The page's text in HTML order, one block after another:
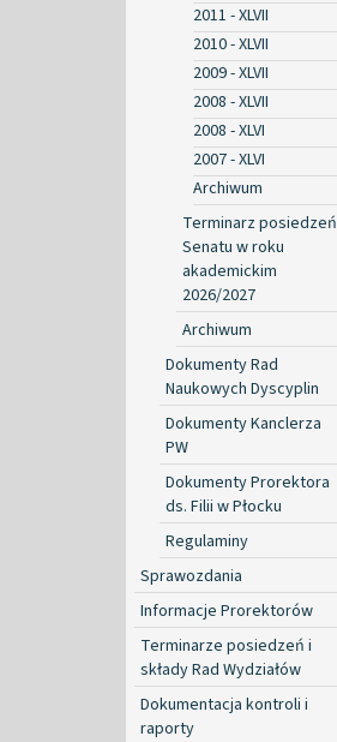
2011 - XLVII
2010 - XLVII
2009 - XLVII
2008 - XLVII
2008 - XLVI
2007 - XLVI
Archiwum
Terminarz posiedzeń
Senatu w roku
akademickim
2026/2027
Archiwum
Dokumenty Rad
Naukowych Dyscyplin
Dokumenty Kanclerza
PW
Dokumenty Prorektora
ds. Filii w Płocku
Regulaminy
Sprawozdania
Informacje Prorektorów
Terminarze posiedzeń i
składy Rad Wydziałów
Dokumentacja kontroli i
raporty